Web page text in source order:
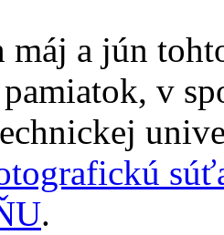
máj a jún
v
.